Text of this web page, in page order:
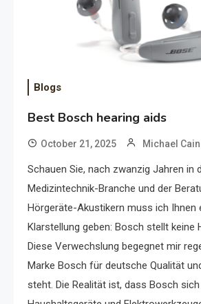
Blogs
Best Bosch hearing aids
October 21, 2025 Michael
Schauen Sie, nach zwanzig Jahren in
Medizintechnik-Branche und der
Hörgeräte-Akustikern muss ich Ihnen
Klarstellung geben: Bosch stellt keine
Diese Verwechslung begegnet mir
Marke Bosch für deutsche Qualität
steht. Die Realität ist, dass Bosch